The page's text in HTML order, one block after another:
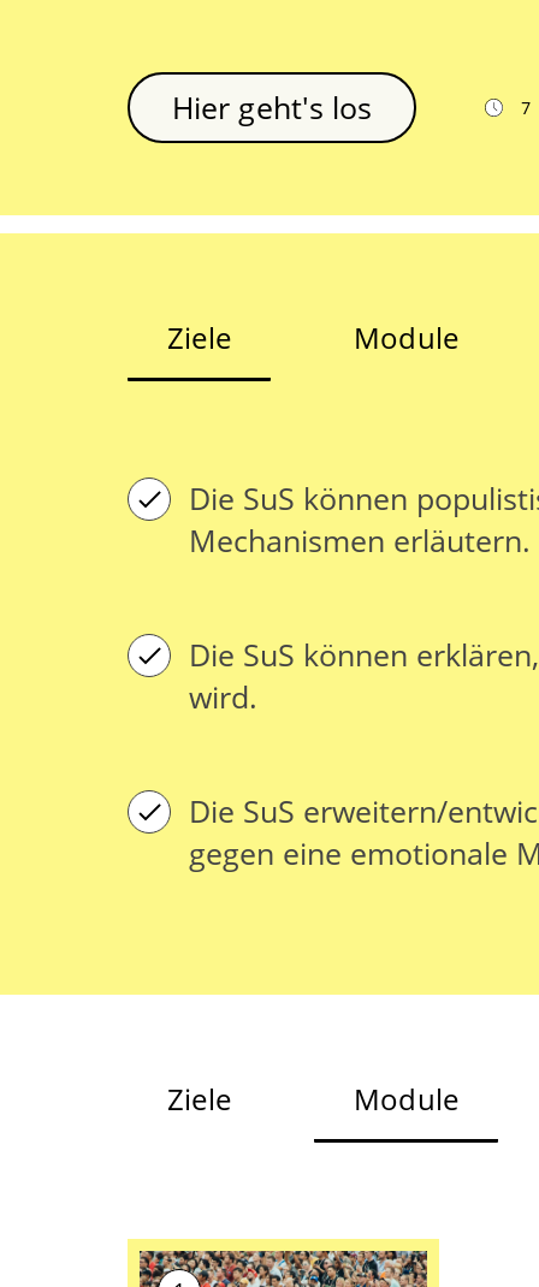
Hier geht's los 7
Ziele Module
Die SuS können
Mechanismen erläutern.
Die SuS können
wird.
Die SuS erweitern/
gegen eine emotionale
Ziele Module